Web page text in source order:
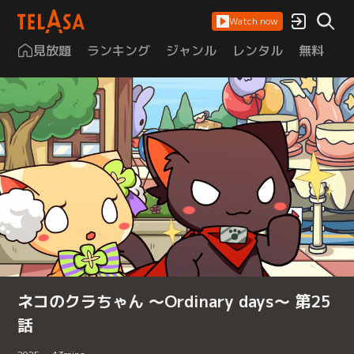
Watch now
見放題 ランキング ジャンル レンタル 無料
ネコのクラちゃん ～Ordinary days～ 第25
話